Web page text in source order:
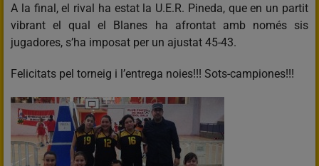
A la final, el rival ha estat la U.E.R. Pineda, que en un partit
vibrant el qual el Blanes ha afrontat amb només sis
jugadores, s’ha imposat per un ajustat 45-43.
Felicitats pel torneig i l’entrega noies!!! Sots-campiones!!!